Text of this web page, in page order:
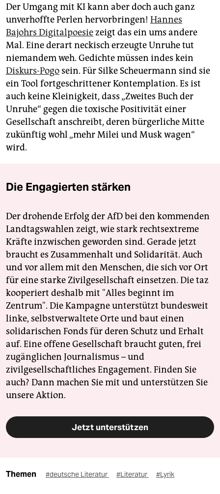
Der Umgang mit KI kann aber doch auch ganz
unverhoffte Perlen hervorbringen! Hannes
Bajohrs Digitalpoesiezeigt das ein ums andere
Mal. Eine derart neckisch erzeugte Unruhe tut
niemandem weh. Gedichte müssen indes kein
Diskurs-Pogo sein. Für Silke Scheuermann sind sie
ein Tool fortgeschrittener Kontemplation. Es ist
auch keine Kleinigkeit, dass „Zweites Buch der
Unruhe“ gegen die toxische Positivität einer
Gesellschaft anschreibt, deren bürgerliche Mitte
zukünftig wohl „mehr Milei und Musk wagen“
wird.
Die Engagierten stärken
Der drohende Erfolg der AfD bei den kommenden
Landtagswahlen zeigt, wie stark rechtsextreme
Kräfte inzwischen geworden sind. Gerade jetzt
braucht es Zusammenhalt und Solidarität. Auch
und vor allem mit den Menschen, die sich vor Ort
für eine starke Zivilgesellschaft einsetzen. Die taz
kooperiert deshalb mit "Alles beginnt im
Zentrum". Die Kampagne unterstützt bundesweit
linke, selbstverwaltete Orte und baut einen
solidarischen Fonds für deren Schutz und Erhalt
auf. Eine offene Gesellschaft braucht guten, frei
zugänglichen Journalismus – und
zivilgesellschaftliches Engagement. Finden Sie
auch? Dann machen Sie mit und unterstützen Sie
unsere Aktion.
Jetzt unterstützen
Themen #deutsche Literatur #Literatur #Lyrik